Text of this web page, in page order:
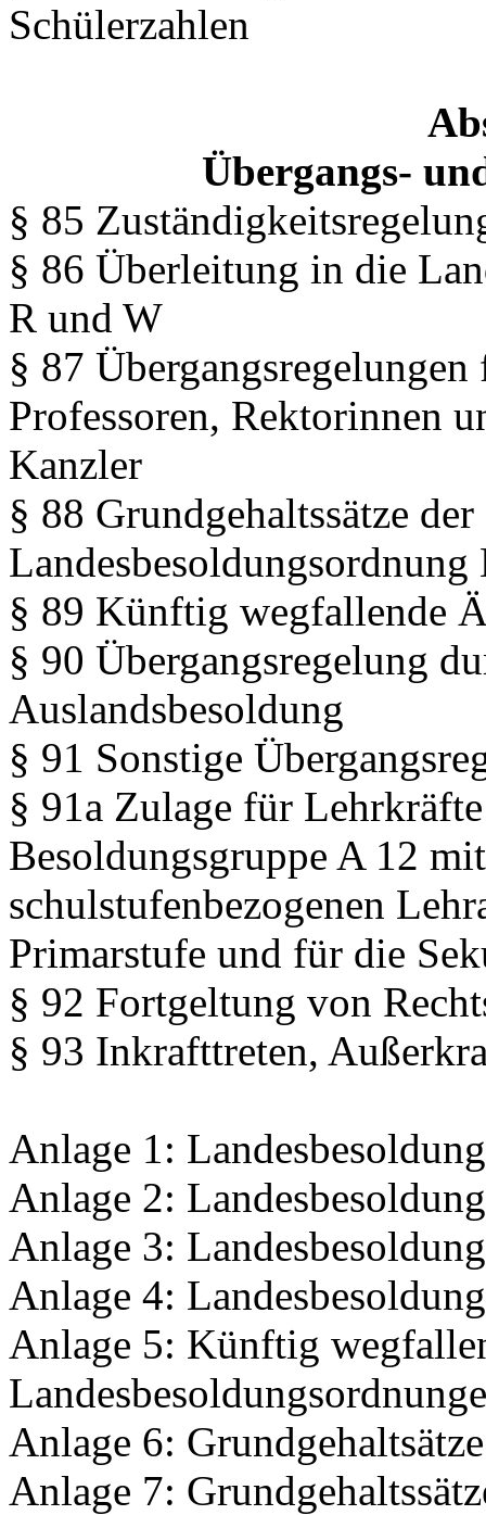
Schülerzahlen
Übergangs-
§ 85
§ 86 Überleitung in die
R und W
§ 87
Professoren, Rektorinnen
Kanzler
§ 88 Grundgehaltssätze
Landesbesoldungsordnung
§ 89 Künftig wegfallende
§ 90 Übergangsregelung
Auslandsbesoldung
§ 91 Sonstige
§ 91a Zulage für
Besoldungsgruppe A 12
schulstufenbezogenen
Primarstufe und für die
§ 92 Fortgeltung von
§ 93 Inkrafttreten,
Anlage 1:
Anlage 2:
Anlage 3:
Anlage 4:
Anlage 5: Künftig
Anlage 6:
Anlage 7: